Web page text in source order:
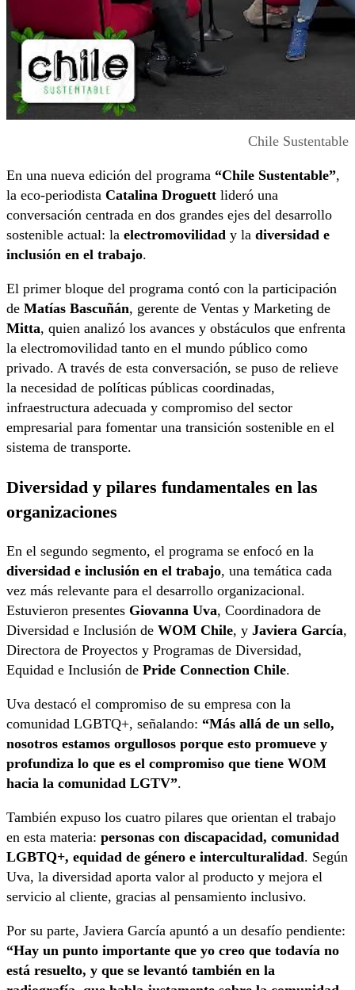
Chile Sustentable
En una nueva edición del programa “Chile Sustentable”,
la eco-periodista Catalina Droguett lideró una
conversación centrada en dos grandes ejes del desarrollo
sostenible actual: la electromovilidad y la diversidad e
inclusión en el trabajo.
El primer bloque del programa contó con la participación
de Matías Bascuñán, gerente de Ventas y Marketing de
Mitta, quien analizó los avances y obstáculos que enfrenta
la electromovilidad tanto en el mundo público como
privado. A través de esta conversación, se puso de relieve
la necesidad de políticas públicas coordinadas,
infraestructura adecuada y compromiso del sector
empresarial para fomentar una transición sostenible en el
sistema de transporte.
Diversidad y pilares fundamentales en las
organizaciones
En el segundo segmento, el programa se enfocó en la
diversidad e inclusión en el trabajo, una temática cada
vez más relevante para el desarrollo organizacional.
Estuvieron presentes Giovanna Uva, Coordinadora de
Diversidad e Inclusión de WOM Chile, y Javiera García,
Directora de Proyectos y Programas de Diversidad,
Equidad e Inclusión de Pride Connection Chile.
Uva destacó el compromiso de su empresa con la
comunidad LGBTQ+, señalando: “Más allá de un sello,
nosotros estamos orgullosos porque esto promueve y
profundiza lo que es el compromiso que tiene WOM
hacia la comunidad LGTV”.
También expuso los cuatro pilares que orientan el trabajo
en esta materia: personas con discapacidad, comunidad
LGBTQ+, equidad de género e interculturalidad. Según
Uva, la diversidad aporta valor al producto y mejora el
servicio al cliente, gracias al pensamiento inclusivo.
Por su parte, Javiera García apuntó a un desafío pendiente:
“Hay un punto importante que yo creo que todavía no
está resuelto, y que se levantó también en la